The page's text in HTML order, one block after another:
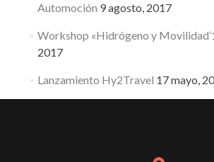
Automoción 9 agosto, 2017
Workshop «Hidrógeno y
2017
Lanzamiento Hy2Travel 17 mayo,